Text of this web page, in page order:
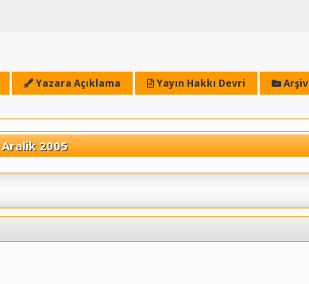
Yazara Açıklama Yayın Hakkı Devri Arşiv
Aralik 2005